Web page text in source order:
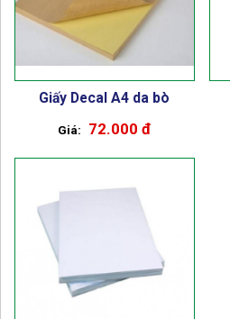
Giấy Decal A4 da bò
72.000 đ